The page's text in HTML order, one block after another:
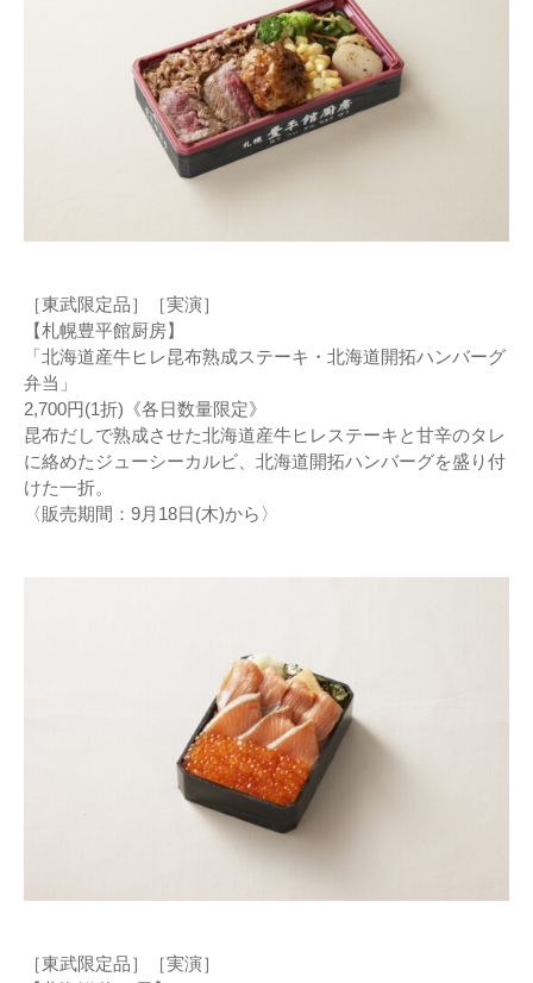
［東武限定品］［実演］
【札幌豊平館厨房】
「北海道産牛ヒレ昆布熟成ステーキ・北海道開拓ハンバーグ
弁当」
2,700円(1折)《各日数量限定》
昆布だしで熟成させた北海道産牛ヒレステーキと甘辛のタレ
に絡めたジューシーカルビ、北海道開拓ハンバーグを盛り付
けた一折。
〈販売期間：9月18日(木)から〉
［東武限定品］［実演］